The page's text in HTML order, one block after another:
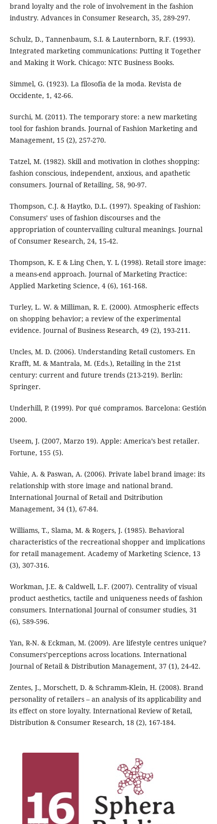
brand loyalty and the role of involvement in the fashion
industry. Advances in Consumer Research, 35, 289-297.
Schulz, D., Tannenbaum, S.I. & Lauternborn, R.F. (1993).
Integrated marketing communications: Putting it Together
and Making it Work. Chicago: NTC Business Books.
Simmel, G. (1923). La filosofía de la moda. Revista de
Occidente, 1, 42-66.
Surchi, M. (2011). The temporary store: a new marketing
tool for fashion brands. Journal of Fashion Marketing and
Management, 15 (2), 257-270.
Tatzel, M. (1982). Skill and motivation in clothes shopping:
fashion conscious, independent, anxious, and apathetic
consumers. Journal of Retailing, 58, 90-97.
Thompson, C.J. & Haytko, D.L. (1997). Speaking of Fashion:
Consumers’ uses of fashion discourses and the
appropriation of countervailing cultural meanings. Journal
of Consumer Research, 24, 15-42.
Thompson, K. E & Ling Chen, Y. L (1998). Retail store image:
a means-end approach. Journal of Marketing Practice:
Applied Marketing Science, 4 (6), 161-168.
Turley, L. W. & Milliman, R. E. (2000). Atmospheric effects
on shopping behavior; a review of the experimental
evidence. Journal of Business Research, 49 (2), 193-211.
Uncles, M. D. (2006). Understanding Retail customers. En
Krafft, M. & Mantrala, M. (Eds.), Retailing in the 21st
century: current and future trends (213-219). Berlin:
Springer.
Underhill, P. (1999). Por qué compramos. Barcelona: Gestión
2000.
Useem, J. (2007, Marzo 19). Apple: America’s best retailer.
Fortune, 155 (5).
Vahie, A. & Paswan, A. (2006). Private label brand image: its
relationship with store image and national brand.
International Journal of Retail and Dsitribution
Management, 34 (1), 67-84.
Williams, T., Slama, M. & Rogers, J. (1985). Behavioral
characteristics of the recreational shopper and implications
for retail management. Academy of Marketing Science, 13
(3), 307-316.
Workman, J.E. & Caldwell, L.F. (2007). Centrality of visual
product aesthetics, tactile and uniqueness needs of fashion
consumers. International Journal of consumer studies, 31
(6), 589-596.
Yan, R-N. & Eckman, M. (2009). Are lifestyle centres unique?
Consumers’perceptions across locations. International
Journal of Retail & Distribution Management, 37 (1), 24-42.
Zentes, J., Morschett, D. & Schramm-Klein, H. (2008). Brand
personality of retailers – an analysis of its applicability and
its effect on store loyalty. International Review of Retail,
Distribution & Consumer Research, 18 (2), 167-184.